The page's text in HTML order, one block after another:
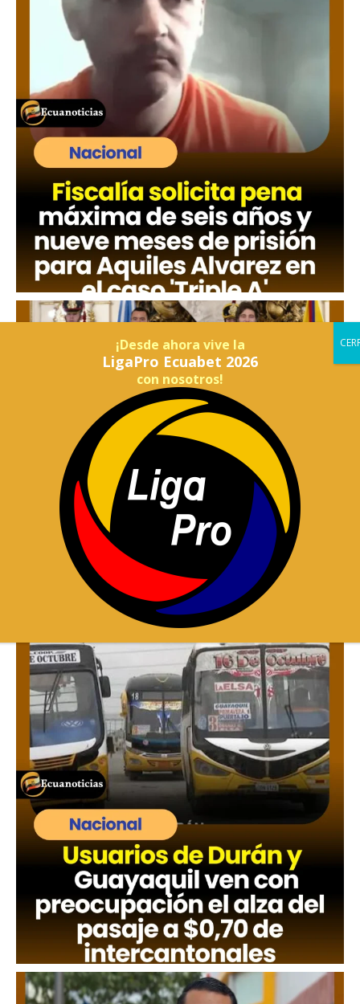
¡Desde ahora vive la
LigaPro Ecuabet 2026
con nosotros!